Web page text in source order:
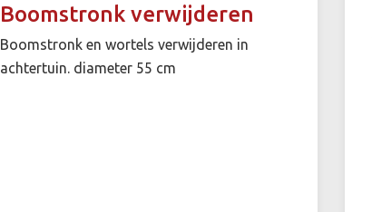
Boomstronk verwijderen
Boomstronk en wortels verwijderen in
achtertuin. diameter 55 cm